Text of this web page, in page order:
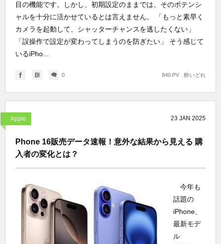
目の機能です。しかし、初期設定のままでは、そのポテンシ
ャルを十分に活かせているとは言えません。 「もっと素早く
カメラを起動して、シャッターチャンスを逃したくない」
「誤操作で設定が変わってしまうのを防ぎたい」 そう感じて
いるiPho...
0 酔いどれ
840 PV
Apple 23 JAN 2025
Phone 16販売データ速報！意外な結果から見える 購
入者の変化とは？
今年も
話題の
iPhone、
最新モデ
ル